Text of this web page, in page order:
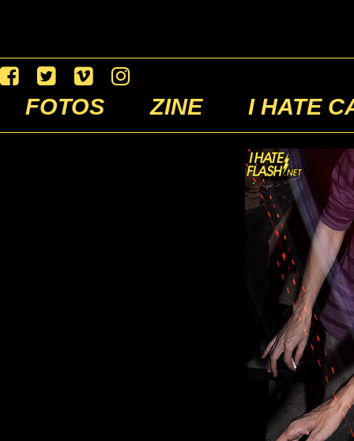
FOTOS ZINE I HATE